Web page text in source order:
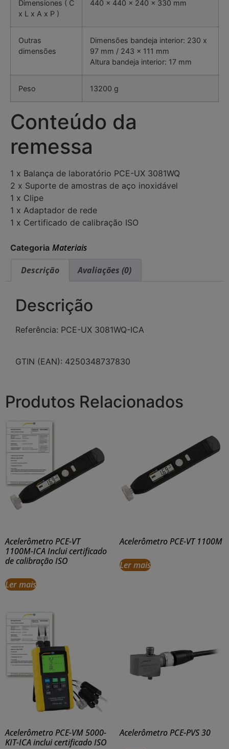
Dimensiones ( C
x L x A x P )
440 x 440 x 240 x 330 mm
Outras
dimensões
Dimensões bandeja interior: 230 x
97 mm / 243 x 111 mm
Altura bandeja interior: 17 mm
Peso 13200 g
Conteúdo da
remessa
1 x Balança de laboratório PCE-UX 3081WQ
2 x Suporte de amostras de aço inoxidável
1 x Clipe
1 x Adaptador de rede
1 x Certificado de calibração ISO
Categoria Materiais
Descrição
Avaliações (0)
Descrição
Referência: PCE-UX 3081WQ-ICA
GTIN (EAN): 4250348737830
Produtos Relacionados
Acelerômetro PCE-VT
1100M-ICA Inclui certificado
de calibração ISO
Ler mais
Acelerômetro PCE-VT 1100M
Ler mais
Acelerômetro PCE-VM 5000-
KIT-ICA inclui certificado ISO
Acelerômetro PCE-PVS 30